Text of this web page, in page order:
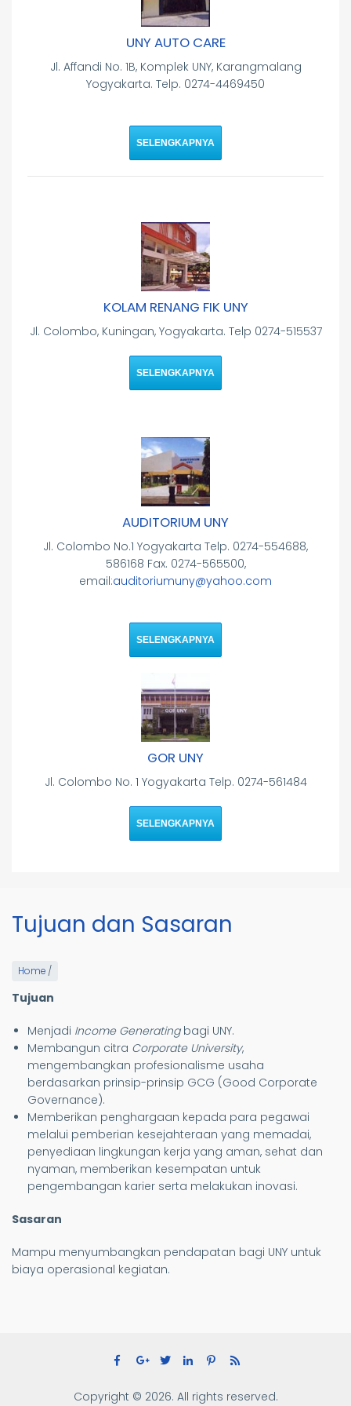
UNY AUTO CARE
Jl. Affandi No. 1B, Komplek UNY, Karangmalang
Yogyakarta. Telp. 0274-4469450
SELENGKAPNYA
KOLAM RENANG FIK UNY
Jl. Colombo, Kuningan, Yogyakarta. Telp 0274-515537
SELENGKAPNYA
AUDITORIUM UNY
Jl. Colombo No.1 Yogyakarta Telp. 0274-554688,
586168 Fax. 0274-565500,
email:auditoriumuny@yahoo.com
SELENGKAPNYA
GOR UNY
Jl. Colombo No. 1 Yogyakarta Telp. 0274-561484
SELENGKAPNYA
Tujuan dan Sasaran
Home /
Tujuan
Menjadi Income Generatingbagi UNY.
Membangun citra Corporate University,
mengembangkan profesionalisme usaha
berdasarkan prinsip-prinsip GCG (Good Corporate
Governance).
Memberikan penghargaan kepada para pegawai
melalui pemberian kesejahteraan yang memadai,
penyediaan lingkungan kerja yang aman, sehat dan
nyaman, memberikan kesempatan untuk
pengembangan karier serta melakukan inovasi.
Sasaran
Mampu menyumbangkan pendapatan bagi UNY untuk
biaya operasional kegiatan.
Copyright © 2026. All rights reserved.